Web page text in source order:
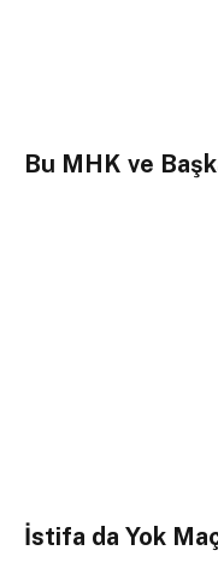
Bu MHK ve
İstifa da Yok